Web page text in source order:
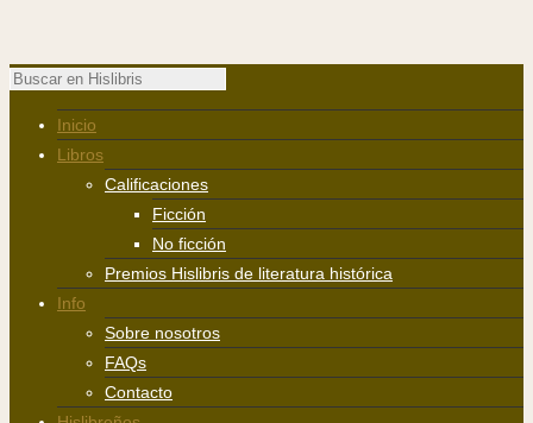
Inicio
Libros
Calificaciones
Ficción
No ficción
Premios Hislibris de literatura histórica
Info
Sobre nosotros
FAQs
Contacto